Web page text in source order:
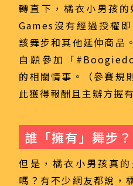
轉直下，橘衣小男孩
Games沒有經過授權
該舞步和其他延伸商品
自願參加「
的相關情事。（參賽規
此獲得報酬且主辦方握
誰「擁有」舞步？
但是，橘衣小男孩真的
嗎？有不少網友都說，